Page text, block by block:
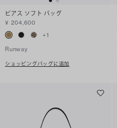
ピアス ソフト バッグ
¥ 204,600
+1
Runway
ショッピングバッグに追加